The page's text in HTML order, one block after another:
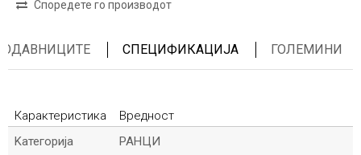
Споредете го производот
СПЕЦИФИКАЦИЈА ГОЛЕМИНИ
Карактеристика
Вредност
Kатегорија
РАНЦИ